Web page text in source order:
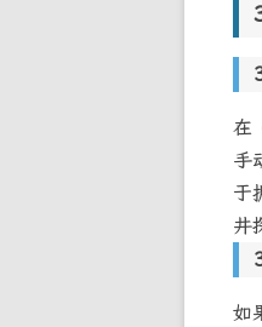
在
手
于
井
如